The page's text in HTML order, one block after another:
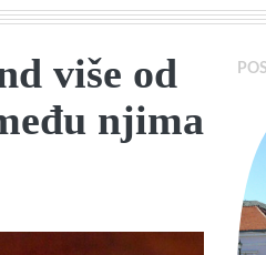
više od
njima